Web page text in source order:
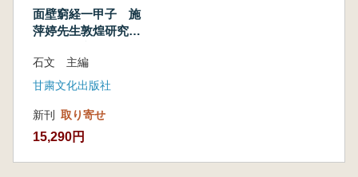
面壁窮経一甲子 施
萍婷先生敦煌研究六
下 全2冊
石文 主編
甘粛文化出版社
新刊 取り寄せ
15,290円